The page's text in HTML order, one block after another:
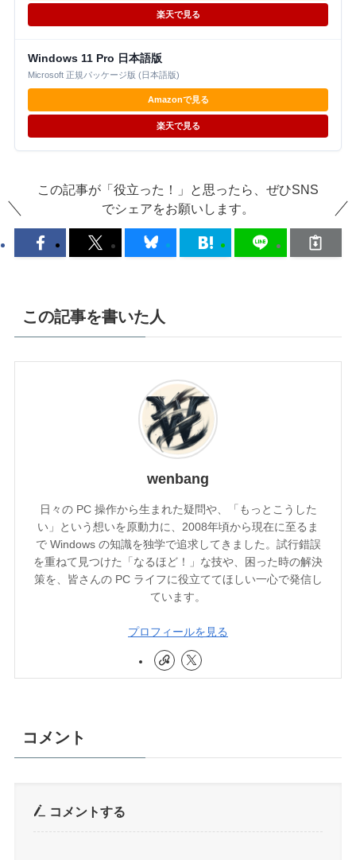
楽天で見る
Windows 11 Pro 日本語版
Microsoft 正規パッケージ版 (日本語版)
Amazonで見る
楽天で見る
この記事が「役立った！」と思ったら、ぜひSNS
でシェアをお願いします。
この記事を書いた人
wenbang
日々の PC 操作から生まれた疑問や、「もっとこうした
い」という想いを原動力に、2008年頃から現在に至るま
で Windows の知識を独学で追求してきました。試行錯誤
を重ねて見つけた「なるほど！」な技や、困った時の解決
策を、皆さんの PC ライフに役立ててほしい一心で発信し
ています。
プロフィールを見る
コメント
コメントする